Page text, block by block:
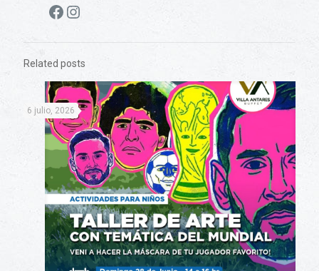
Facebook
Instagram
Related posts
6 julio, 2026